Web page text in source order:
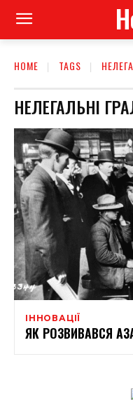
HOME TAGS
НЕЛЕГАЛЬНІ
ІННОВАЦІЇ
ЯК РОЗВИВАВСЯ